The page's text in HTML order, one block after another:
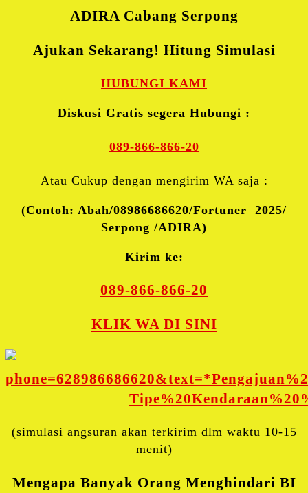
ADIRA Cabang Serpong
Ajukan Sekarang! Hitung Simulasi
HUBUNGI KAMI
Diskusi Gratis segera Hubungi :
089-866-866-20
Atau Cukup dengan mengirim WA saja :
(Contoh: Abah/08986686620/Fortuner 2025/
Serpong /ADIRA)
Kirim ke:
089-866-866-20
KLIK WA DI SINI
(simulasi angsuran akan terkirim dlm waktu 10-15
menit)
Mengapa Banyak Orang Menghindari BI